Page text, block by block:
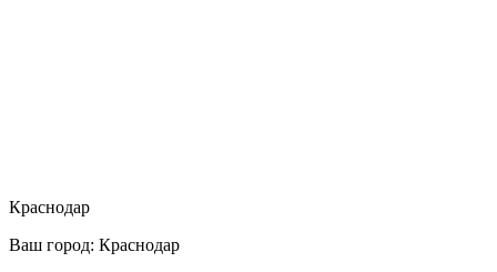
Краснодар
Ваш город: Краснодар